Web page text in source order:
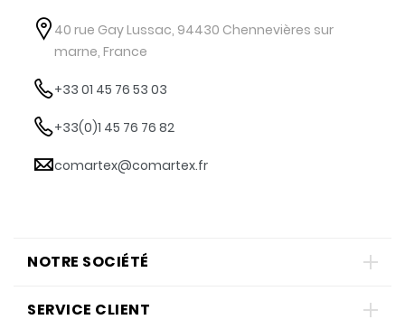
40 rue Gay Lussac, 94430 Chennevières sur
marne, France
+33 01 45 76 53 03
+33(0)1 45 76 76 82
comartex@comartex.fr
NOTRE SOCIÉTÉ
SERVICE CLIENT